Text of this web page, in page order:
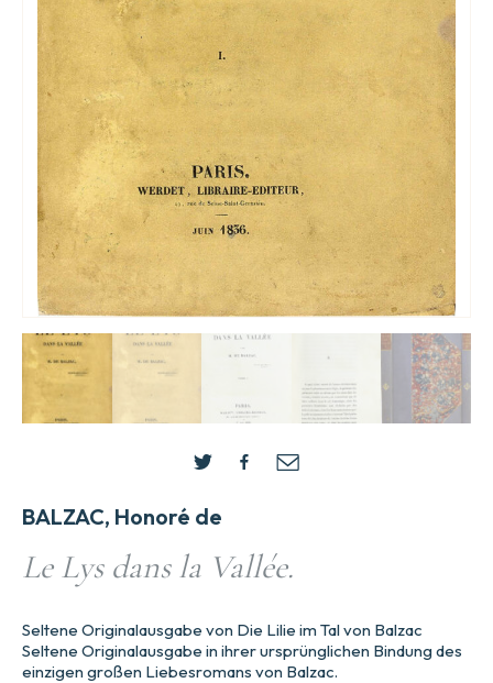
BALZAC, Honoré de
Le Lys dans la Vallée.
Seltene Originalausgabe von Die Lilie im Tal von Balzac
Seltene Originalausgabe in ihrer ursprünglichen Bindung des
einzigen großen Liebesromans von Balzac.